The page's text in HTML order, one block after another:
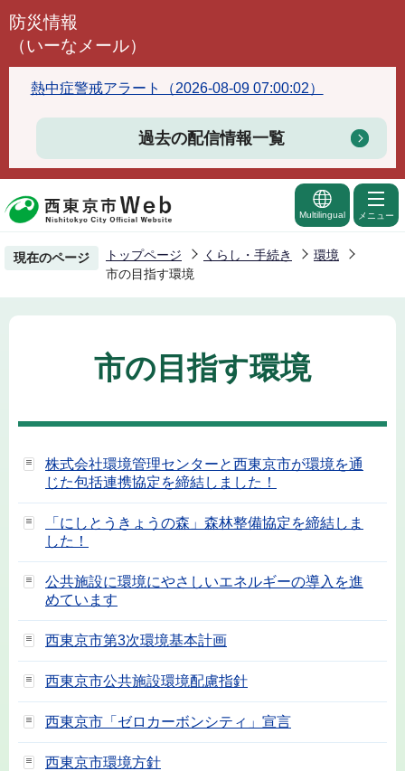
こ
頭
で
防災情報
（いーなメール）
熱中症警戒アラート（2026-08-09 07:00:02）
過去の配信情報一覧
Multilingual メニュー
現在のページ トップページ くらし・手続き
環境
市の目指す環境
市の目指す環境
株式会社環境管理センターと西東京市が環境を通
じた包括連携協定を締結しました！
「にしとうきょうの森」森林整備協定を締結しま
した！
公共施設に環境にやさしいエネルギーの導入を進
めています
西東京市第3次環境基本計画
西東京市公共施設環境配慮指針
西東京市「ゼロカーボンシティ」宣言
西東京市環境方針